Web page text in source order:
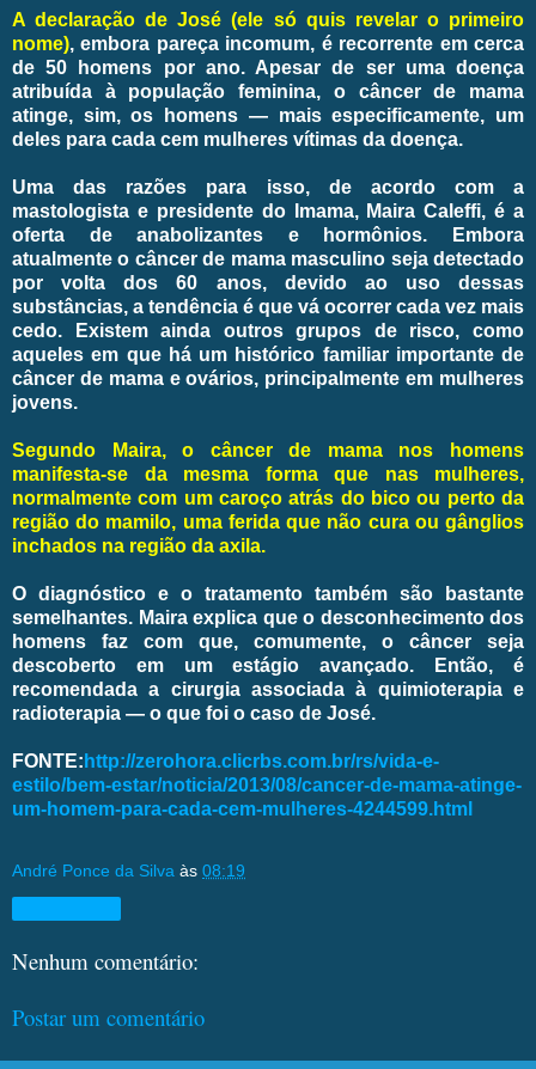
A declaração de José (ele só quis revelar o primeiro
nome), embora pareça incomum, é recorrente em cerca
de 50 homens por ano. Apesar de ser uma doença
atribuída à população feminina, o câncer de mama
atinge, sim, os homens — mais especificamente, um
deles para cada cem mulheres vítimas da doença.
Uma das razões para isso, de acordo com a
mastologista e presidente do Imama, Maira Caleffi, é a
oferta de anabolizantes e hormônios. Embora
atualmente o câncer de mama masculino seja detectado
por volta dos 60 anos, devido ao uso dessas
substâncias, a tendência é que vá ocorrer cada vez mais
cedo. Existem ainda outros grupos de risco, como
aqueles em que há um histórico familiar importante de
câncer de mama e ovários, principalmente em mulheres
jovens.
Segundo Maira, o câncer de mama nos homens
manifesta-se da mesma forma que nas mulheres,
normalmente com um caroço atrás do bico ou perto da
região do mamilo, uma ferida que não cura ou gânglios
inchados na região da axila.
O diagnóstico e o tratamento também são bastante
semelhantes. Maira explica que o desconhecimento dos
homens faz com que, comumente, o câncer seja
descoberto em um estágio avançado. Então, é
recomendada a cirurgia associada à quimioterapia e
radioterapia — o que foi o caso de José.
FONTE: http://zerohora.clicrbs.com.br/rs/vida-e-
estilo/bem-estar/noticia/2013/08/cancer-de-mama-atinge-
um-homem-para-cada-cem-mulheres-4244599.html
André Ponce da Silva às 08:19
Nenhum comentário:
Postar um comentário